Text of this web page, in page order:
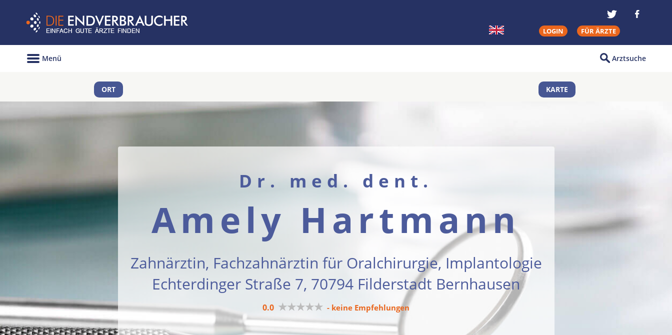
LOGIN FÜR ÄRZTE
Arztsuche
Menü
ORT KARTE
Dr. med. dent.
Amely Hartmann
Zahnärztin, Fachzahnärztin für Oralchirurgie, Implantologie
Echterdinger Straße 7, 70794 Filderstadt Bernhausen
0.0 ★★★★★ - keine Empfehlungen